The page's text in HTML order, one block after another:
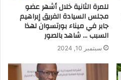
للمرة الثانية خلال أشهر عضو
مجلس السيادة الفريق إبراهيم
جابر في ميناء بورتسوان لهذا
السبب … شاهد بالصور
سبتمبر 10, 2024